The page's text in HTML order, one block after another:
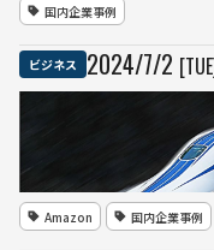
国内企業事例
ビジネス 2024/7/2
Amazon 国内企業事例